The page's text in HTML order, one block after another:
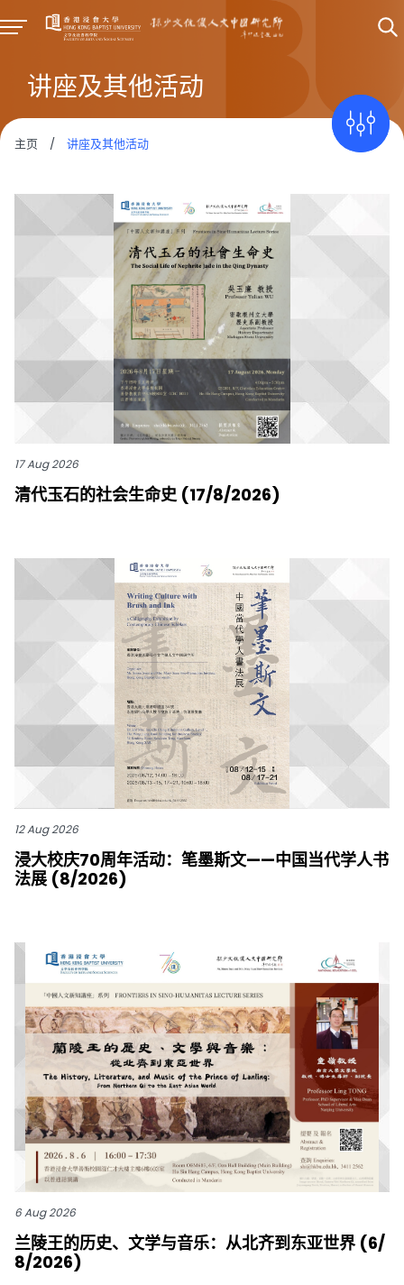
讲座及其他活动
主页 / 讲座及其他活动
17 Aug 2026
清代玉石的社会生命史 (17/8/2026)
12 Aug 2026
浸大校庆70周年活动：笔墨斯文——中国当代学人书
法展 (8/2026)
6 Aug 2026
兰陵王的历史、文学与音乐：从北齐到东亚世界 (6/
8/2026)